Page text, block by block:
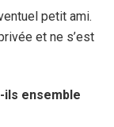
petit ami.
et ne s’est
ils ensemble